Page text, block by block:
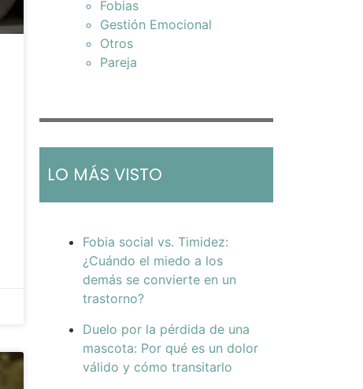
Fobias
Gestión Emocional
Otros
Pareja
LO MÁS VISTO
Fobia social vs. Timidez:
¿Cuándo el miedo a los
demás se convierte en un
trastorno?
Duelo por la pérdida de una
mascota: Por qué es un dolor
válido y cómo transitarlo